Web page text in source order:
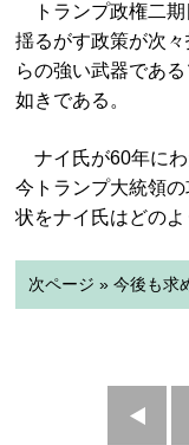
トランプ政権二期
揺るがす政策が次
らの強い武器であ
如きである。
ナイ氏が60年にわ
今トランプ大統領
状をナイ氏はどのよ
次ページ » 今後も求